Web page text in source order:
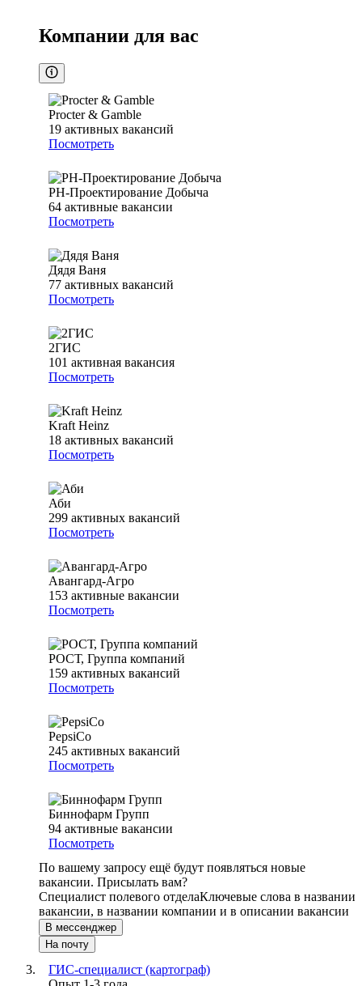
Компании для вас
Procter & Gamble
19 активных вакансий
Посмотреть
РН-Проектирование Добыча
64 активные вакансии
Посмотреть
Дядя Ваня
77 активных вакансий
Посмотреть
2ГИС
101 активная вакансия
Посмотреть
Kraft Heinz
18 активных вакансий
Посмотреть
Аби
299 активных вакансий
Посмотреть
Авангард-Агро
153 активные вакансии
Посмотреть
РОСТ, Группа компаний
159 активных вакансий
Посмотреть
PepsiCo
245 активных вакансий
Посмотреть
Биннофарм Групп
94 активные вакансии
Посмотреть
По вашему запросу ещё будут появляться новые
вакансии. Присылать вам?
Специалист полевого отделаКлючевые слова в названии
вакансии, в названии компании и в описании вакансии
В мессенджер
На почту
ГИС-специалист (картограф)